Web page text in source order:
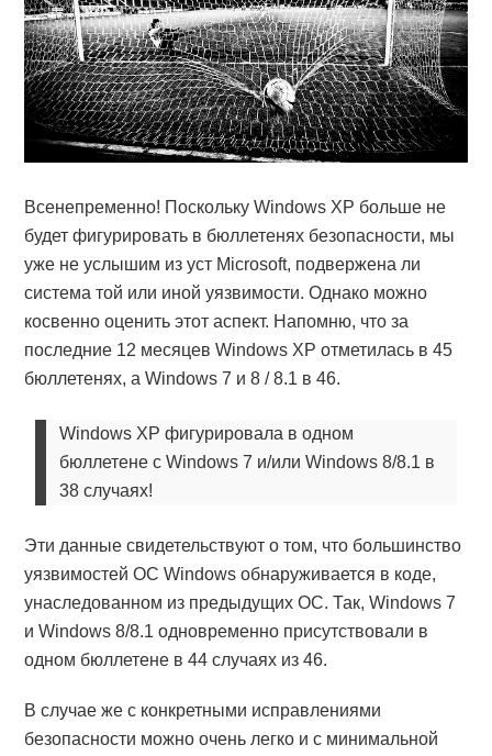
Всенепременно! Поскольку Windows XP больше не
будет фигурировать в бюллетенях безопасности, мы
уже не услышим из уст Microsoft, подвержена ли
система той или иной уязвимости. Однако можно
косвенно оценить этот аспект. Напомню, что за
последние 12 месяцев Windows XP отметилась в 45
бюллетенях, а Windows 7 и 8 / 8.1 в 46.
Windows XP фигурировала в одном
бюллетене с Windows 7 и/или Windows 8/8.1 в
38 случаях!
Эти данные свидетельствуют о том, что большинство
уязвимостей ОС Windows обнаруживается в коде,
унаследованном из предыдущих ОС. Так, Windows 7
и Windows 8/8.1 одновременно присутствовали в
одном бюллетене в 44 случаях из 46.
В случае же с конкретными исправлениями
безопасности можно очень легко и с минимальной